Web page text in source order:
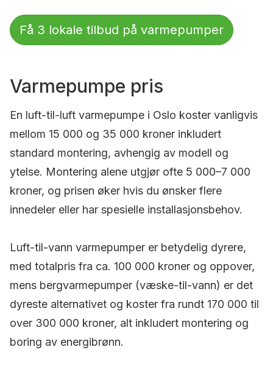
Få 3 lokale tilbud på varmepumper
Varmepumpe pris
En luft-til-luft varmepumpe i Oslo koster vanligvis
mellom 15 000 og 35 000 kroner inkludert
standard montering, avhengig av modell og
ytelse. Montering alene utgjør ofte 5 000–7 000
kroner, og prisen øker hvis du ønsker flere
innedeler eller har spesielle installasjonsbehov.
Luft-til-vann varmepumper er betydelig dyrere,
med totalpris fra ca. 100 000 kroner og oppover,
mens bergvarmepumper (væske-til-vann) er det
dyreste alternativet og koster fra rundt 170 000 til
over 300 000 kroner, alt inkludert montering og
boring av energibrønn.